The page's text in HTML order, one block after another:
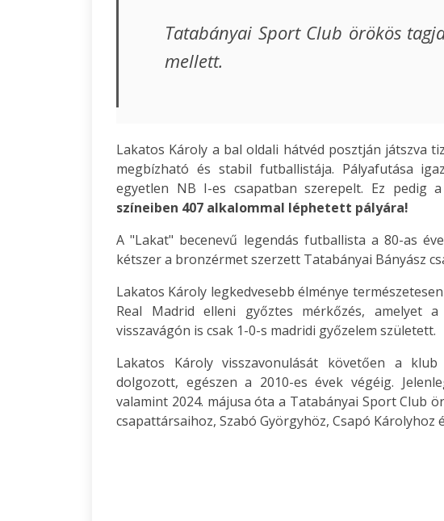
Tatabányai Sport Club örökös
mellett.
Lakatos Károly a bal oldali hátvéd posztján játszva
megbízható és stabil futballistája. Pályafutása
egyetlen NB I-es csapatban szerepelt. Ez pedig a
színeiben 407 alkalommal léphetett pályára!
A "Lakat" becenevű legendás futballista a 80-as
kétszer a bronzérmet szerzett Tatabányai Bányász
Lakatos Károly legkedvesebb élménye
Real Madrid elleni győztes mérkőzés, amelyet
visszavágón is csak 1-0-s madridi győzelem született.
Lakatos Károly visszavonulását követően a
dolgozott, egészen a 2010-es évek végéig.
valamint 2024. májusa óta a Tatabányai Sport Club
csapattársaihoz, Szabó Györgyhöz, Csapó Károlyhoz